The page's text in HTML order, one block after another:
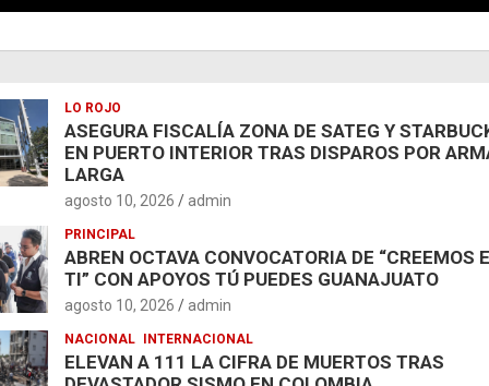
LO ROJO
ASEGURA FISCALÍA ZONA DE SATEG Y
EN PUERTO INTERIOR TRAS DISPAROS POR
LARGA
agosto 10, 2026 admin
PRINCIPAL
ABREN OCTAVA CONVOCATORIA DE “CREEMOS
TI” CON APOYOS TÚ PUEDES GUANAJUATO
agosto 10, 2026 admin
NACIONAL INTERNACIONAL
ELEVAN A 111 LA CIFRA DE MUERTOS TRAS